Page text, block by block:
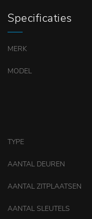
Specificaties
MERK
MODEL
TYPE
AANTAL DEUREN
AANTAL ZITPLAATSEN
AANTAL SLEUTELS